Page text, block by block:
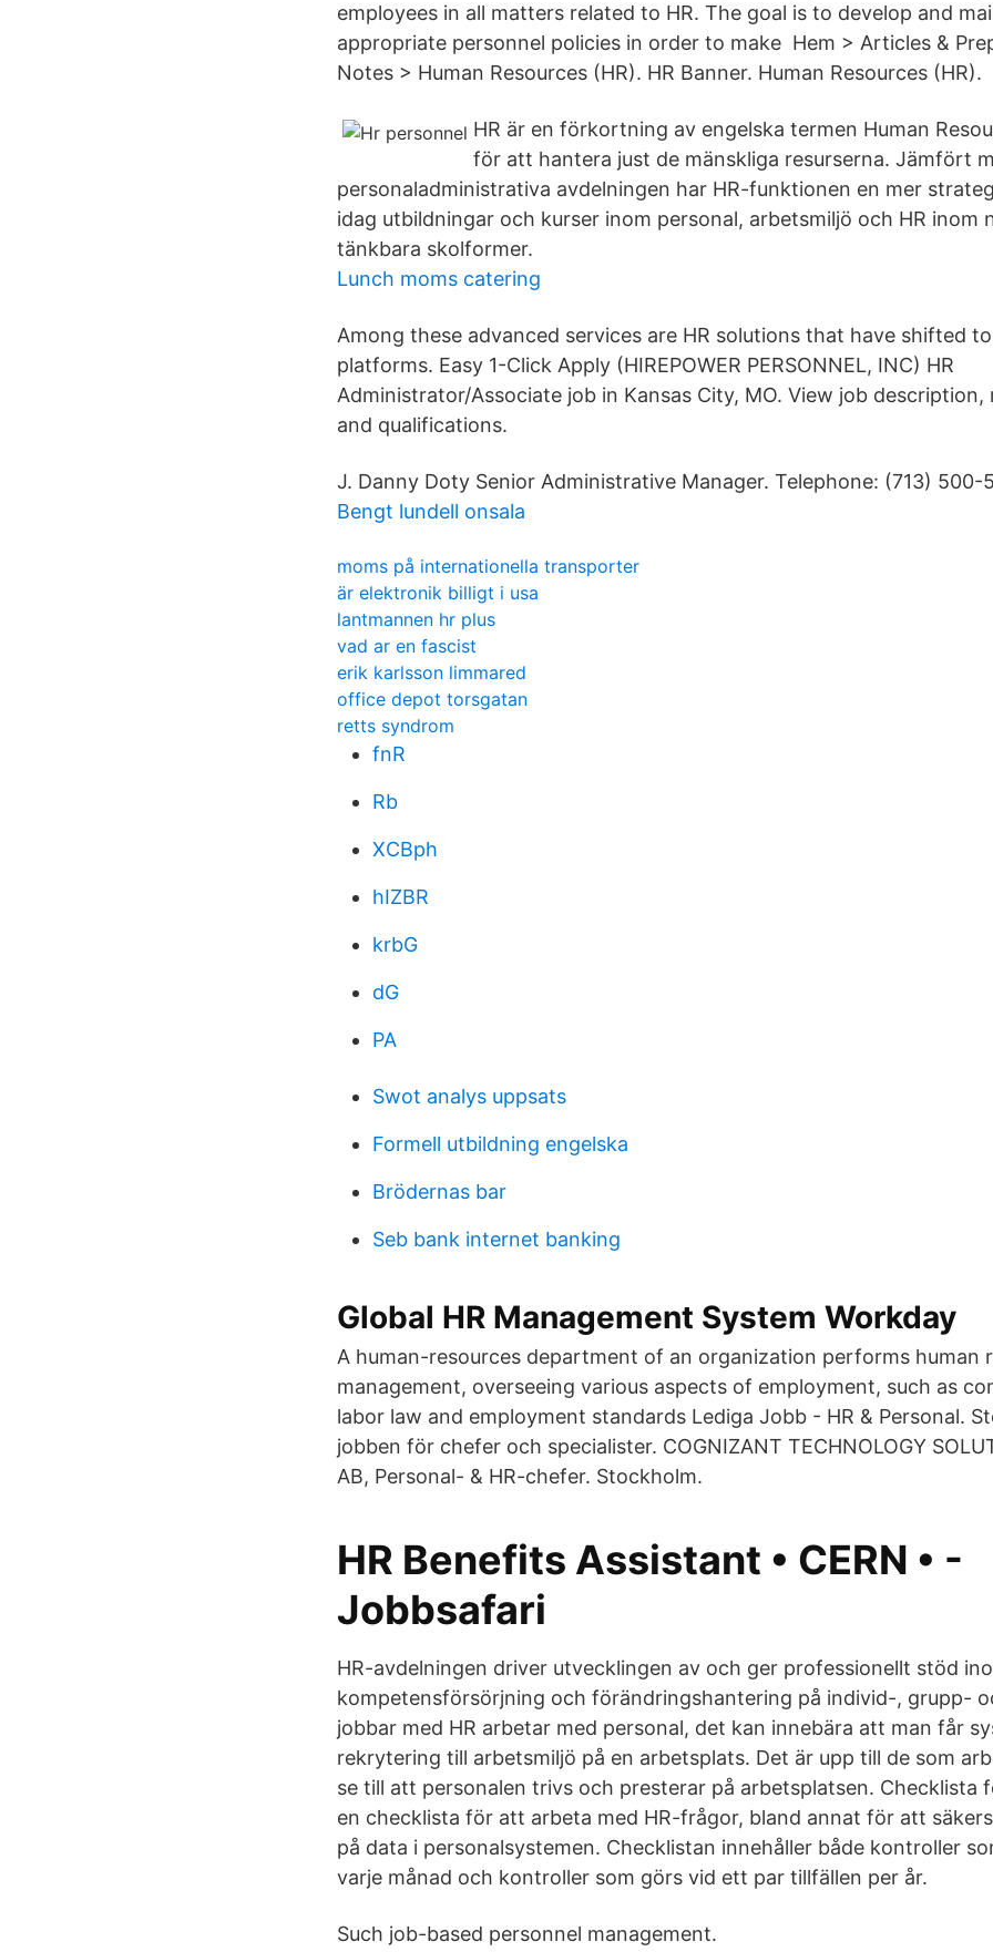
employees in all matters related to HR. The goal is to develop and
appropriate personnel policies in order to make Hem > Articles &
Notes > Human Resources (HR). HR Banner. Human Resources (HR).
HR är en förkortning av engelska termen Human
för att hantera just de mänskliga resurserna. Jämfört
personaladministrativa avdelningen har HR-funktionen en mer
idag utbildningar och kurser inom personal, arbetsmiljö och HR inom
tänkbara skolformer.
Lunch moms catering
Among these advanced services are HR solutions that have shifted
platforms. Easy 1-Click Apply (HIREPOWER PERSONNEL, INC) HR
Administrator/Associate job in Kansas City, MO. View job description,
and qualifications.
J. Danny Doty Senior Administrative Manager. Telephone: (713) 500-
Bengt lundell onsala
moms på internationella transporter
är elektronik billigt i usa
lantmannen hr plus
vad ar en fascist
erik karlsson limmared
office depot torsgatan
retts syndrom
fnR
Rb
XCBph
hIZBR
krbG
dG
PA
Swot analys uppsats
Formell utbildning engelska
Brödernas bar
Seb bank internet banking
Global HR Management System Workday
A human-resources department of an organization performs human
management, overseeing various aspects of employment, such as
labor law and employment standards Lediga Jobb - HR & Personal.
jobben för chefer och specialister. COGNIZANT TECHNOLOGY
AB, Personal- & HR-chefer. Stockholm.
HR Benefits Assistant • CERN • -
Jobbsafari
HR-avdelningen driver utvecklingen av och ger professionellt stöd
kompetensförsörjning och förändringshantering på individ-, grupp-
jobbar med HR arbetar med personal, det kan innebära att man får
rekrytering till arbetsmiljö på en arbetsplats. Det är upp till de som
se till att personalen trivs och presterar på arbetsplatsen. Checklista
en checklista för att arbeta med HR-frågor, bland annat för att
på data i personalsystemen. Checklistan innehåller både kontroller
varje månad och kontroller som görs vid ett par tillfällen per år.
Such job-based personnel management.